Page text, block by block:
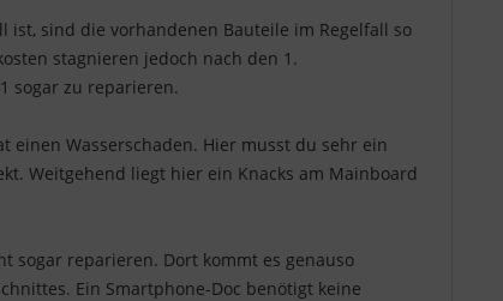
ist, sind die vorhandenen Bauteile im Regelfall so
stagnieren jedoch nach den 1.
sogar zu reparieren.
einen Wasserschaden. Hier musst du sehr ein
Weitgehend liegt hier ein Knacks am Mainboard
sogar reparieren. Dort kommt es genauso
Ein Smartphone-Doc benötigt keine